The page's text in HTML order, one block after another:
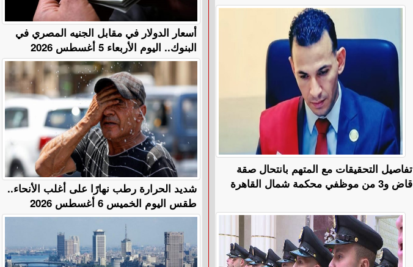
تفاصيل التحقيقات مع المتهم بانتحال صقة
قاض و3 من موظفي محكمة شمال القاهرة
أسعار الدولار في مقابل الجنيه المصري في
البنوك.. اليوم الأربعاء 5 أغسطس 2026
​شديد الحرارة رطب نهارًا على أغلب الأنحاء..
طقس اليوم الخميس 6 أغسطس 2026